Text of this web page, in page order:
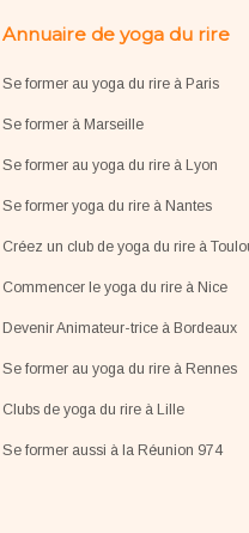
Annuaire de yoga du rire
Se former au yoga du rire à Paris
Se former à Marseille
Se former au yoga du rire à Lyon
Se former yoga du rire à Nantes
Créez un club de yoga du rire à
Commencer le yoga du rire à Nice
Devenir Animateur-trice à Bordeaux
Se former au yoga du rire à Rennes
Clubs de yoga du rire à Lille
Se former aussi à la Réunion 974